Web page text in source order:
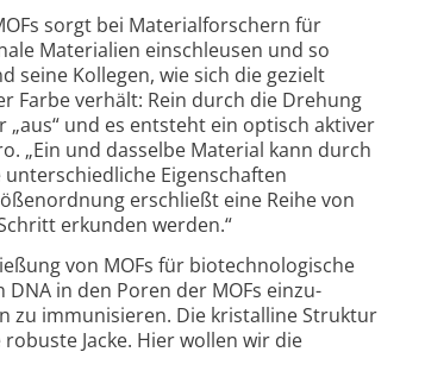
sorgt bei Material­forschern für
Materi­alien ein­schleusen und so
seine Kollegen, wie sich die gezielt
Farbe verhält: Rein durch die Drehung
„aus“ und es ent­steht ein optisch aktiver
„Ein und dasselbe Material kann durch
Eigen­schaften
erschließt eine Reihe von
erkunden werden.“
von MOFs für bio­techno­lo­gische
DNA in den Poren der MOFs einzu­
zu immuni­sieren. Die kristal­line Struktur
Jacke. Hier wollen wir die